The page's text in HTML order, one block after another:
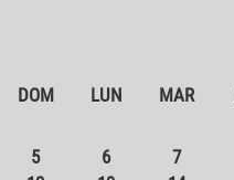
DOM LUN MAR
5
6 7